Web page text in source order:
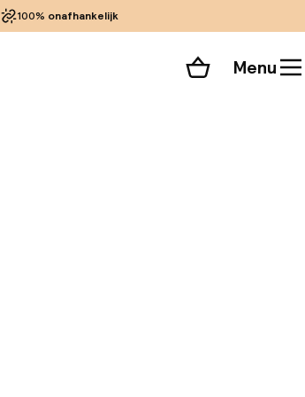
100% onafhankelijk
Winkelmand
Menu